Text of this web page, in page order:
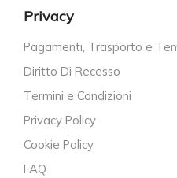
Privacy
Pagamenti, Trasporto e
Diritto Di Recesso
Termini e Condizioni
Privacy Policy
Cookie Policy
FAQ